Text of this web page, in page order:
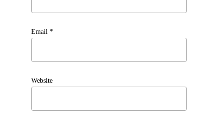
Email *
Website